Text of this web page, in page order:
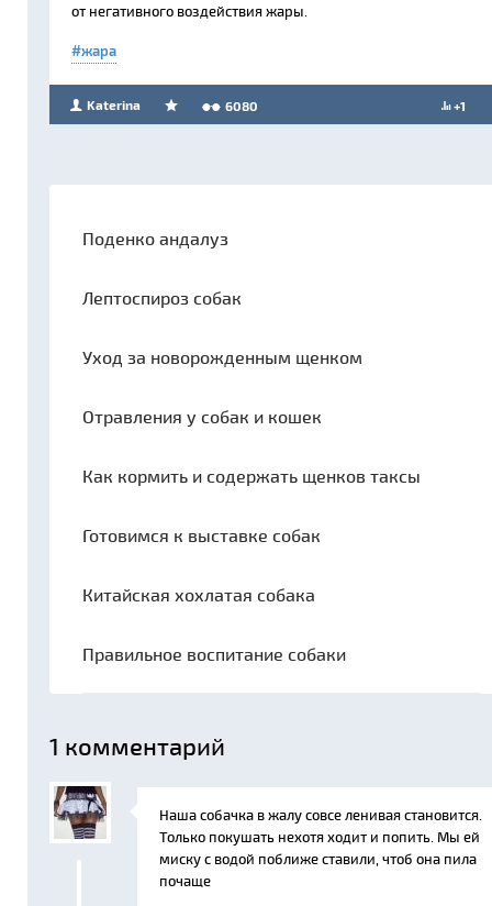
от негативного воздействия жары.
жара
Katerina +1
6080
Поденко андалуз
Лептоспироз собак
Уход за новорожденным щенком
Отравления у собак и кошек
Как кормить и содержать щенков таксы
Готовимся к выставке собак
Китайская хохлатая собака
Правильное воспитание собаки
1 комментарий
Наша собачка в жалу совсе ленивая становится.
Только покушать нехотя ходит и попить. Мы ей
миску с водой поближе ставили, чтоб она пила
почаще